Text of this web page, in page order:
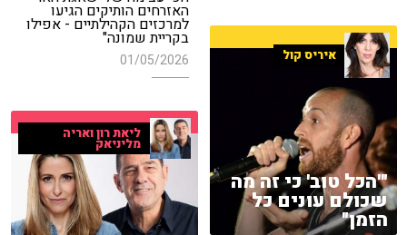
האזרחים הותיקים הגיעו
למרכזים הקהילתיים - אפילו
בקריית שמונה"
01/05/2026 איריס קול
"'הכל טוב' כי זה מה
שכולם עונים כל
הזמן"
ליאת רון ואריה
מליניאק